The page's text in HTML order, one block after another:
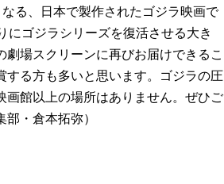
る、日本で製作されたゴジラ映画で
ゴジラシリーズを復活させる大き
場スクリーンに再びお届けできるこ
る方も多いと思います。ゴジラの圧
館以上の場所はありません。ぜひご
・倉本拓弥）